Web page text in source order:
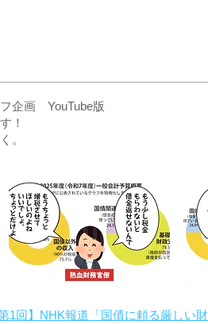
フ企画 YouTube版
！
。
1回】NHK報道「国債に頼る厳しい